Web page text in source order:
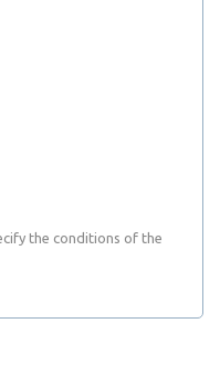
the conditions of the